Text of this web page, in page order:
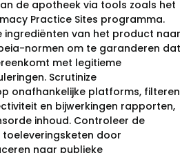
de apotheek via tools zoals het
Practice Sites programma.
ingrediënten van het product naar
normen om te garanderen dat
met legitieme
Scrutinize
onafhankelijke platforms, filteren
en bijwerkingen rapporten,
inhoud. Controleer de
door
naar publieke